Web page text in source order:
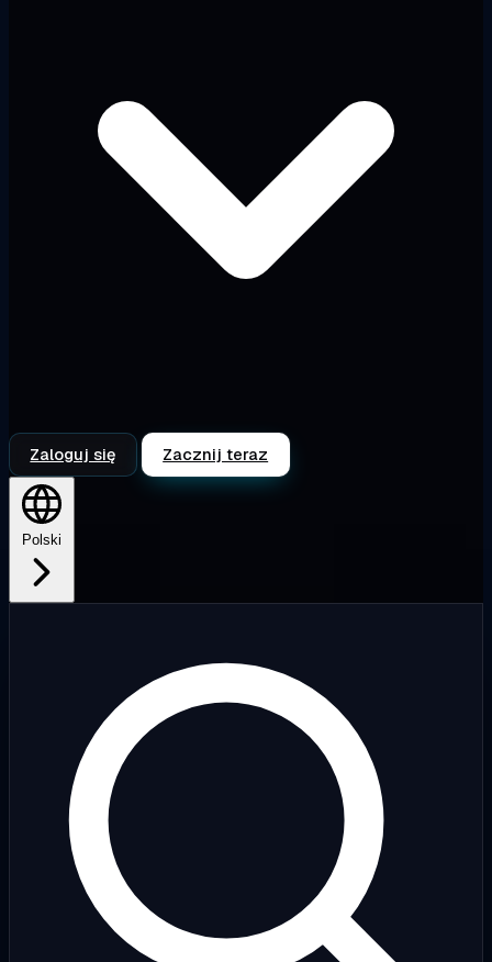
Zaloguj się Zacznij teraz
Polski